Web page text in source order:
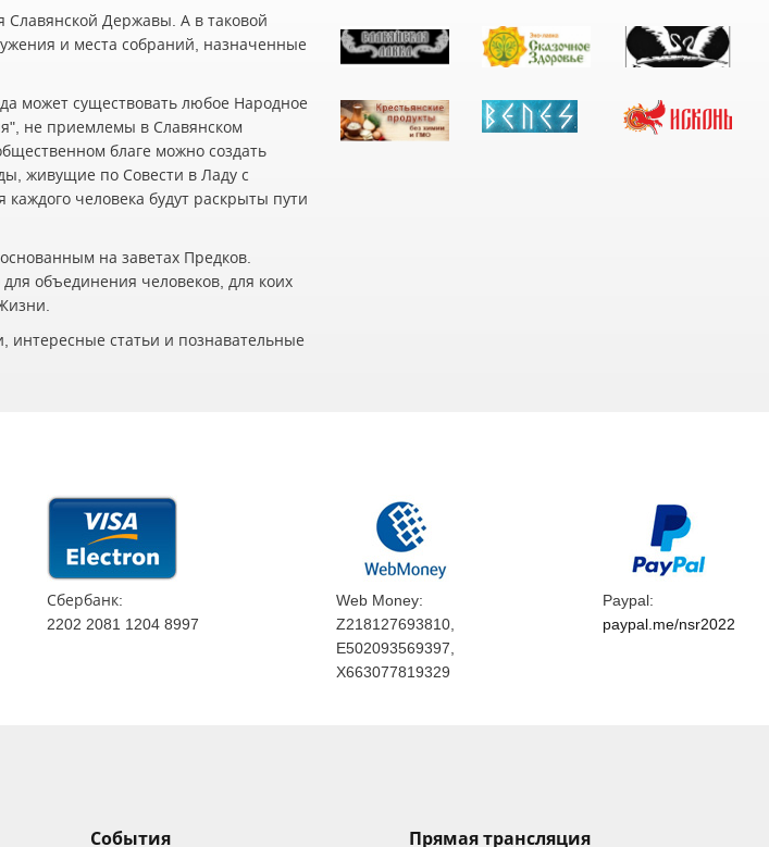
Державы. А в таковой
и места собраний, назначенные
может существовать любое Народное
не приемлемы в Славянском
благе можно создать
живущие по Совести в Ладу с
человека будут раскрыты пути
на заветах Предков.
объединения человеков, для коих
интересные статьи и познавательные
Сбербанк:
2202 2081 1204 8997
Web Money:
Z218127693810,
E502093569397,
X663077819329
Paypal:
paypal.me/nsr2022
События Прямая трансляция